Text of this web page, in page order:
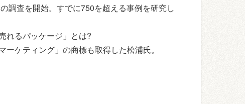
調査を開始。すでに750を超える事例を研究し
れるパッケージ」とは?
ケティング」の商標も取得した松浦氏。